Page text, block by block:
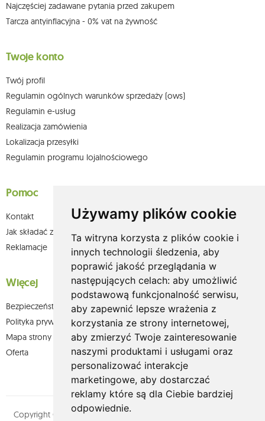
Używamy plików cookie
Ta witryna korzysta z plików cookie i
innych technologii śledzenia, aby
poprawić jakość przeglądania w
następujących celach: aby umożliwić
podstawową funkcjonalność serwisu,
aby zapewnić lepsze wrażenia z
korzystania ze strony internetowej,
aby zmierzyć Twoje zainteresowanie
naszymi produktami i usługami oraz
personalizować interakcje
marketingowe, aby dostarczać
reklamy które są dla Ciebie bardziej
odpowiednie.
Najczęściej zadawane pytania przed zakupem
Tarcza antyinflacyjna - 0% vat na żywność
Twoje konto
Twój profil
Regulamin ogólnych warunków sprzedaży (ows)
Regulamin e-usług
Realizacja zamówienia
Lokalizacja przesyłki
Regulamin programu lojalnościowego
Pomoc
Kontakt
Jak składać zamówienia w sklepie olium.pl?
Reklamacje
Więcej
Bezpieczeństwo płatności
Polityka prywatności
Mapa strony
Oferta
Copyright © olium.pl. Wszystkie prawa zastrzeżone. Designed by